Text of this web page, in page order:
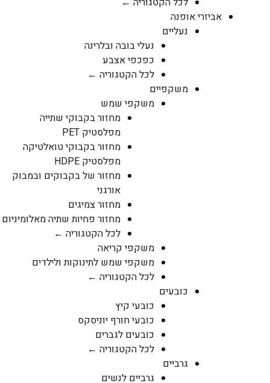
אביזרי אופנה
נעליים
נעלי בובה ובלרינה
כפכפי אצבע
לכל הקטגוריה ←
משקפיים
משקפי שמש
מחזור בקבוקי שתייה
מפלסטיק PET
מחזור בקבוקי טואלטיקה
מפלסטיק HDPE
מחזור של בקבוקים ובמבוק
אורגני
מחזור צמיגים
מחזור פחיות שתיה מאלומיניום
לכל הקטגוריה ←
משקפי קריאה
משקפי שמש לתינוקות ולילדים
לכל הקטגוריה ←
כובעים
כובעי קיץ
כובעי חורף יוניסקס
כובעים לגברים
לכל הקטגוריה ←
גרביים
גרביים לנשים